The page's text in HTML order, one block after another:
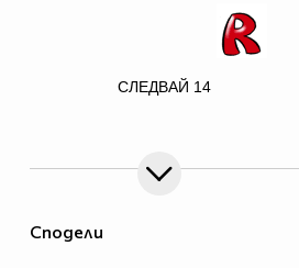
Сподели
СЛЕДВАЙ 14